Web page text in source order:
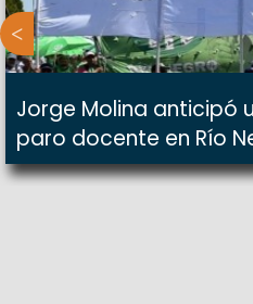
Jorge Molina anticipó
paro docente en Río